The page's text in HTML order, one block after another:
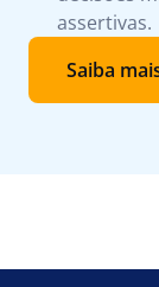
assertivas.
Saiba